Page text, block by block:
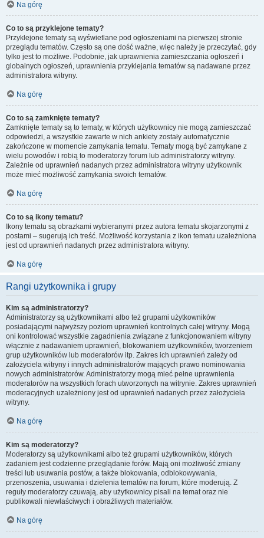
Na górę
Co to są przyklejone tematy?
Przyklejone tematy są wyświetlane pod ogłoszeniami na pierwszej stronie
przeglądu tematów. Często są one dość ważne, więc należy je przeczytać, gdy
tylko jest to możliwe. Podobnie, jak uprawnienia zamieszczania ogłoszeń i
globalnych ogłoszeń, uprawnienia przyklejania tematów są nadawane przez
administratora witryny.
Na górę
Co to są zamknięte tematy?
Zamknięte tematy są to tematy, w których użytkownicy nie mogą zamieszczać
odpowiedzi, a wszystkie zawarte w nich ankiety zostały automatycznie
zakończone w momencie zamykania tematu. Tematy mogą być zamykane z
wielu powodów i robią to moderatorzy forum lub administratorzy witryny.
Zależnie od uprawnień nadanych przez administratora witryny użytkownik
może mieć możliwość zamykania swoich tematów.
Na górę
Co to są ikony tematu?
Ikony tematu są obrazkami wybieranymi przez autora tematu skojarzonymi z
postami – sugerują ich treść. Możliwość korzystania z ikon tematu uzależniona
jest od uprawnień nadanych przez administratora witryny.
Na górę
Rangi użytkownika i grupy
Kim są administratorzy?
Administratorzy są użytkownikami albo też grupami użytkowników
posiadającymi najwyższy poziom uprawnień kontrolnych całej witryny. Mogą
oni kontrolować wszystkie zagadnienia związane z funkcjonowaniem witryny
włącznie z nadawaniem uprawnień, blokowaniem użytkowników, tworzeniem
grup użytkowników lub moderatorów itp. Zakres ich uprawnień zależy od
założyciela witryny i innych administratorów mających prawo nominowania
nowych administratorów. Administratorzy mogą mieć pełne uprawnienia
moderatorów na wszystkich forach utworzonych na witrynie. Zakres uprawnień
moderacyjnych uzależniony jest od uprawnień nadanych przez założyciela
witryny.
Na górę
Kim są moderatorzy?
Moderatorzy są użytkownikami albo też grupami użytkowników, których
zadaniem jest codzienne przeglądanie forów. Mają oni możliwość zmiany
treści lub usuwania postów, a także blokowania, odblokowywania,
przenoszenia, usuwania i dzielenia tematów na forum, które moderują. Z
reguły moderatorzy czuwają, aby użytkownicy pisali na temat oraz nie
publikowali niewłaściwych i obraźliwych materiałów.
Na górę